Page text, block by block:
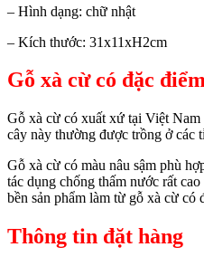
– Hình dạng: chữ nhật
– Kích thước: 31x11xH2cm
Gỗ xà cừ có đặc
Gỗ xà cừ có xuất xứ tại Việt
cây này thường được trồng ở
Gỗ xà cừ có màu nâu sậm phù
tác dụng chống thấm nước rất
bền sản phẩm làm từ gỗ xà cừ có
Thông tin đặt hàng